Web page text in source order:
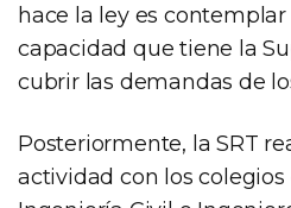
hace la ley es
capacidad que tiene la
cubrir las demandas de
Posteriormente, la SRT
actividad con los